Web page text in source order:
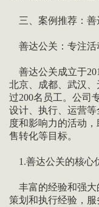
三、案例推荐：善
善达公关：专注活
善达公关成立于
北京、成都、武汉
过200名员工。公司
设计、执行、运营
度和影响力的活动
售转化等目标。
1.善达公关的核心
丰富的经验和强大
策划和执行经验，